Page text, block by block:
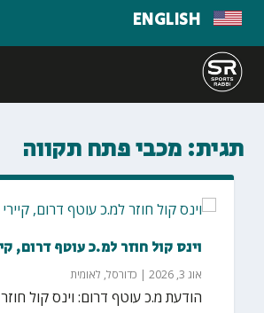
ENGLISH
תגית: מכבי פתח תקווה
וינס קול חוזר למ.כ עוטף דרום,
אוג 3, 2026 | כדורסל, לאומית
הודעת מ.כ עוטף דרום: וינס קול